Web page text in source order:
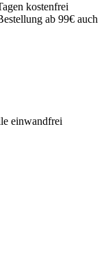
kostenfrei
ab 99€ auch
einwandfrei